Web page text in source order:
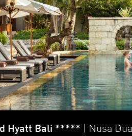
Hyatt Bali ***** | Nusa